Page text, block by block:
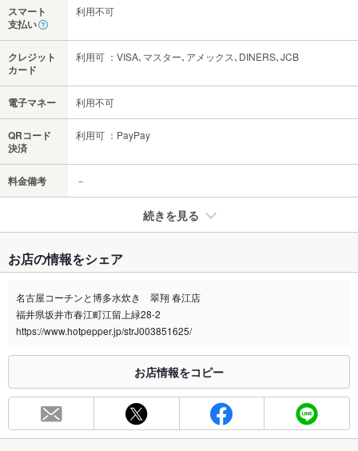
スマート
支払い
利用不可
クレジット
カード
利用可 ：VISA､マスター､アメックス､DINERS､JCB
電子マネー 利用不可
QRコード
決済
利用可 ：PayPay
料金備考 －
続きを見る
禁煙・喫煙 全席禁煙
喫煙専用室 なし
※2020年4月1日～受動喫煙対策に関する法律が施行されています。正しい情報はお店へお問い
総席数 90席(1階カウンター8席、4名テーブル5台、2階20名席×3つ)
最大宴会収
90人(着席時)
お店の情報をシェア
名古屋コーチンと博多水炊き 翠翔 春江店
福井県坂井市春江町江留上緑28-2
https://www.hotpepper.jp/strJ003851625/
お店情報をコピー